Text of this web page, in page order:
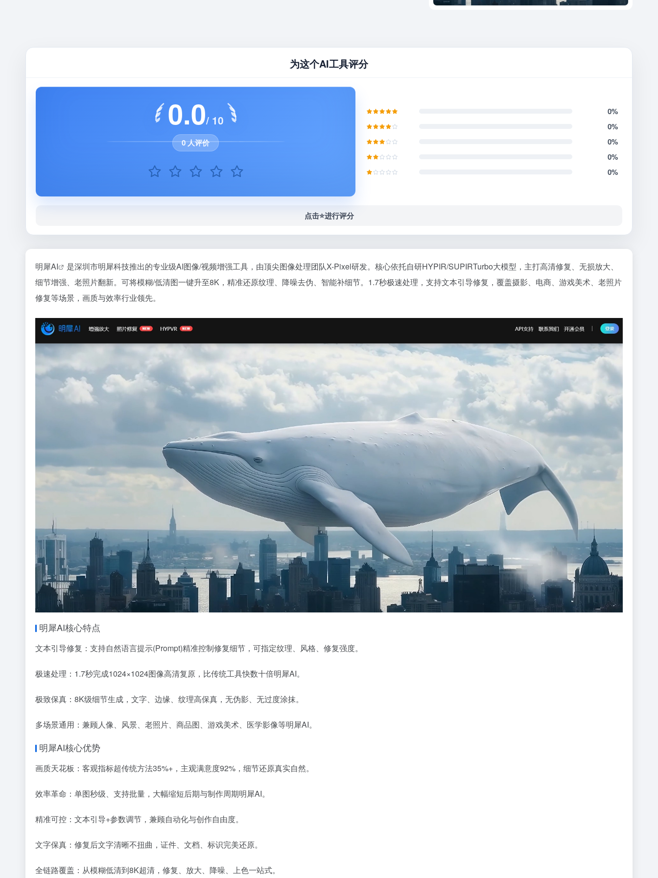
为这个AI工具评分
0.0/ 10
0 人评价
0%
0%
0%
0%
0%
点击⭐️进行评分
明犀AI
是深圳市明犀科技推出的专业级AI图像/视频增强工具，由顶尖图像处理团队X-Pixel研发。核心依托自研HYPIR/SUPIRTurbo大模型，主打高清修复、无损放大、
细节增强、老照片翻新。可将模糊/低清图一键升至8K，精准还原纹理、降噪去伪、智能补细节。1.7秒极速处理，支持文本引导修复，覆盖摄影、电商、游戏美术、老照片
修复等场景，画质与效率行业领先。
明犀AI核心特点
文本引导修复：支持自然语言提示(Prompt)精准控制修复细节，可指定纹理、风格、修复强度。
极速处理：1.7秒完成1024×1024图像高清复原，比传统工具快数十倍明犀AI。
极致保真：8K级细节生成，文字、边缘、纹理高保真，无伪影、无过度涂抹。
多场景通用：兼顾人像、风景、老照片、商品图、游戏美术、医学影像等明犀AI。
明犀AI核心优势
画质天花板：客观指标超传统方法35%+，主观满意度92%，细节还原真实自然。
效率革命：单图秒级、支持批量，大幅缩短后期与制作周期明犀AI。
精准可控：文本引导+参数调节，兼顾自动化与创作自由度。
文字保真：修复后文字清晰不扭曲，证件、文档、标识完美还原。
全链路覆盖：从模糊低清到8K超清，修复、放大、降噪、上色一站式。